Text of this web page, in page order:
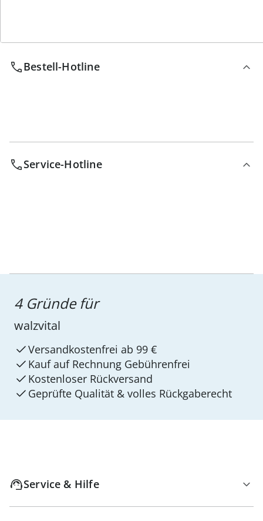
Bestell-Hotline
Service-Hotline
4 Gründe für
walzvital
Versandkostenfrei ab 99 €
Kauf auf Rechnung Gebührenfrei
Kostenloser Rückversand
Geprüfte Qualität & volles Rückgaberecht
Service & Hilfe